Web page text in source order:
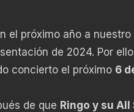
el próximo año a
de 2024. Por
concierto el próximo 6
de que Ringo y su All